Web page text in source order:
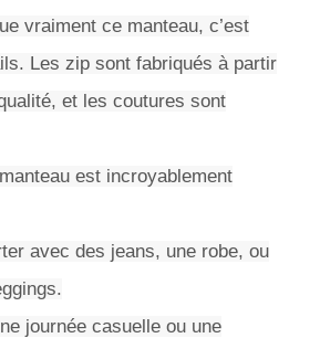
vraiment ce manteau, c’est
Les zip sont fabriqués à partir
et les coutures sont
est incroyablement
avec des jeans, une robe, ou
journée casuelle ou une